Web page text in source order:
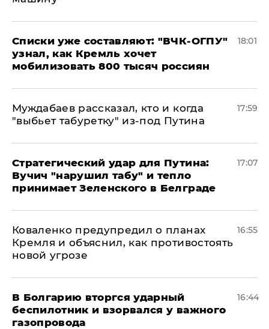
Списки уже составляют: "ВЧК-ОГПУ"
узнал, как Кремль хочет
мобилизовать 800 тысяч россиян
18:01
Муждабаев рассказал, кто и когда
"выбьет табуретку" из-под Путина
17:59
Стратегический удар для Путина:
Вучич "нарушил табу" и тепло
принимает Зеленского в Белграде
17:07
Коваленко предупредил о планах
Кремля и объяснил, как противостоять
новой угрозе
16:55
В Болгарию вторгся ударный
беспилотник и взорвался у важного
газопровода
16:44